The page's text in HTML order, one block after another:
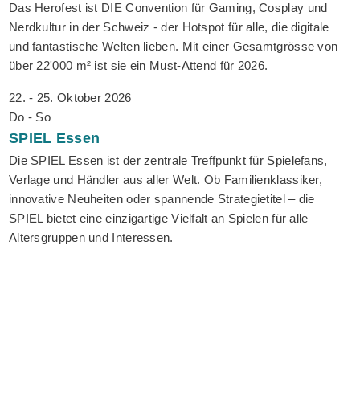
Das Herofest ist DIE Convention für Gaming, Cosplay und
Nerdkultur in der Schweiz - der Hotspot für alle, die digitale
und fantastische Welten lieben. Mit einer Gesamtgrösse von
über 22'000 m² ist sie ein Must-Attend für 2026.
22. - 25. Oktober 2026
Do - So
SPIEL Essen
Die SPIEL Essen ist der zentrale Treffpunkt für Spielefans,
Verlage und Händler aus aller Welt. Ob Familienklassiker,
innovative Neuheiten oder spannende Strategietitel – die
SPIEL bietet eine einzigartige Vielfalt an Spielen für alle
Altersgruppen und Interessen.